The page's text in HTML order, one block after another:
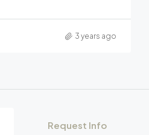
3 years ago
Request Info